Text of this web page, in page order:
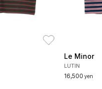
Le Minor
LUTIN
16,500 yen